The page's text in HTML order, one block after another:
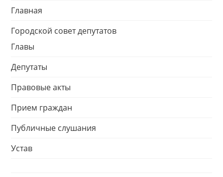
Главная
Городской совет депутатов
Главы
Депутаты
Правовые акты
Прием граждан
Публичные слушания
Устав